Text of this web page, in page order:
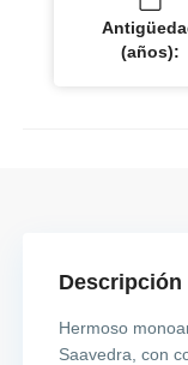
(años):
Descripción
Hermoso
Saavedra, con